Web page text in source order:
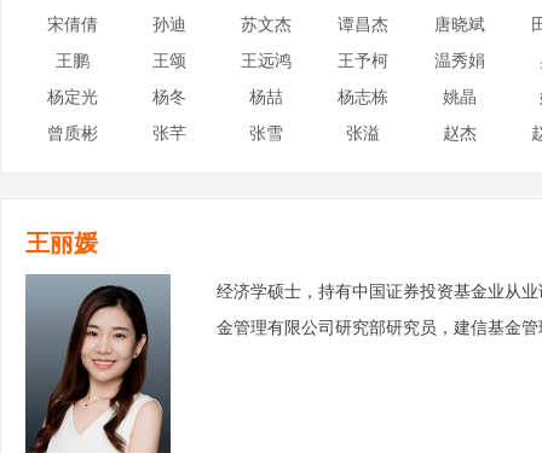
宋倩倩
孙迪 苏文杰 谭昌杰 唐晓斌
王鹏
王颂 王远鸿 王予柯 温秀娟
杨定光
杨冬 杨喆 杨志栋 姚晶
曾质彬
张芊 张雪 张溢 赵杰
王丽媛
经济学硕士，持有中国证券投资基金业从
金管理有限公司研究部研究员，建信基金